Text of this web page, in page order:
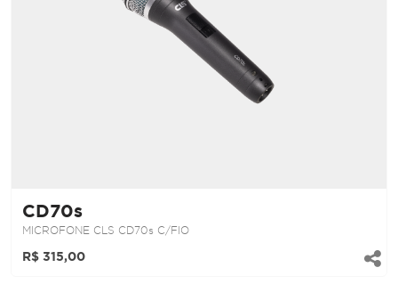
CD70s
MICROFONE CLS CD70s C/FIO
R$ 315,00